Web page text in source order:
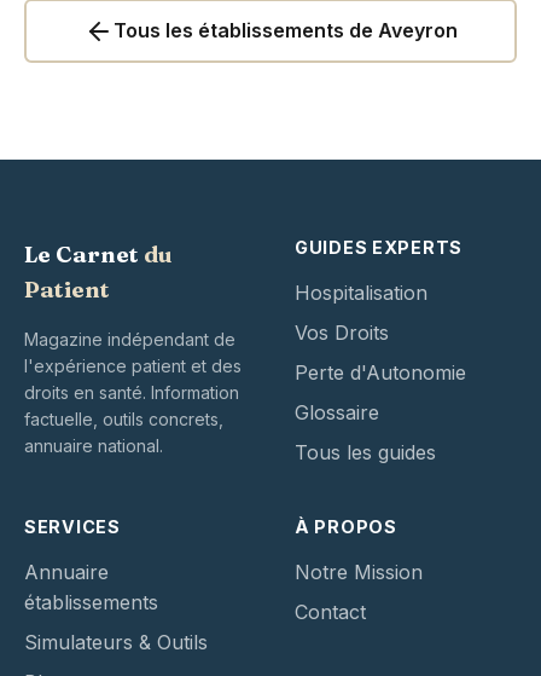
Tous les établissements de Aveyron
Le Carnet du
Patient
Magazine indépendant de
l'expérience patient et des
droits en santé. Information
factuelle, outils concrets,
annuaire national.
GUIDES EXPERTS
Hospitalisation
Vos Droits
Perte d'Autonomie
Glossaire
Tous les guides
SERVICES
Annuaire
établissements
Simulateurs & Outils
À PROPOS
Notre Mission
Contact